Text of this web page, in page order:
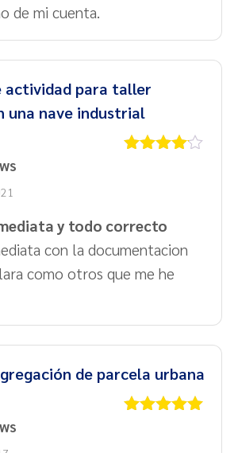
de mi cuenta.
actividad para taller
una nave industrial
y todo correcto
con la documentacion
como otros que me he
de parcela urbana